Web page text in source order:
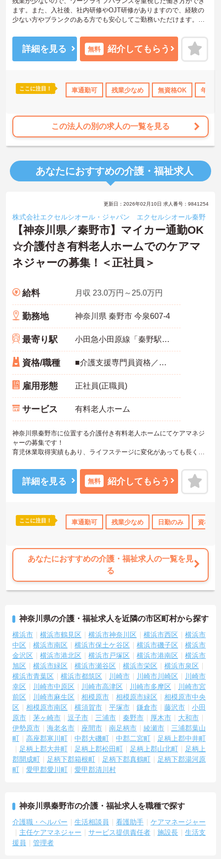
研修制度あり 産休･育休･介護休暇取得実績あり 社会保険完備
ます。また、入社後、社内研修やOJT研修がありますので、経験の
少ない方やブランクのある方でも安心してご勤務いただけます。ご
のでお気軽にご相談ください。
詳細を見る 無料 紹介してもらう
ここに注目！ 車通勤可 残業少なめ 無資格OK 年間
この法人の別の求人の一覧を見る
あなたにおすすめの介護・福祉求人
更新日：2026年02月10日 求人番号：9841254
株式会社エクセルシオール・ジャパン エクセルシオール秦野
【神奈川県／秦野市】マイカー通勤OK
☆介護付き有料老人ホームでのケアマ
ネジャーの募集！＜正社員＞
給料 月収 23.0万円～25.0万円
勤務地 神奈川県 秦野市 今泉607-4
最寄り駅 小田急小田原線「秦野駅」徒歩13分
資格/職種 ■介護支援専門員資格／必須 ■自動車運転免許／必須 ■ケアマネ経験のある方、介護業界での経験者優遇。
雇用形態 正社員(正職員)
サービス 有料老人ホーム
神奈川県秦野市に位置する介護付き有料老人ホームにてケアマネジ
ャーの募集です！
育児休業取得実績もあり、ライフステージに変化があっても長くお
もあるため、待遇面でもおすすめです。
ご興味ある方には、面接対策ポイントなど、さらに詳細をお話しい
たしますのでお気軽にご相談ください！
詳細を見る 無料 紹介してもらう
ここに注目！ 車通勤可 残業少なめ 日勤のみ 資格取
あなたにおすすめの介護・福祉求人の一覧を見
る
神奈川県の介護・福祉求人を近隣の市区町村から探す
横浜市 横浜市鶴見区 横浜市神奈川区 横浜市西区
横浜市
中区
横浜市南区 横浜市保土ケ谷区 横浜市磯子区
横浜市
金沢区
横浜市港北区 横浜市戸塚区 横浜市港南区
横浜市
旭区
横浜市緑区 横浜市瀬谷区 横浜市栄区
横浜市泉区
横浜市青葉区
横浜市都筑区 川崎市 川崎市川崎区
川崎市
幸区
川崎市中原区 川崎市高津区 川崎市多摩区
川崎市宮
前区
川崎市麻生区 相模原市 相模原市緑区
相模原市中央
区
相模原市南区 横須賀市 平塚市 鎌倉市 藤沢市
小田
原市
茅ヶ崎市 逗子市 三浦市 秦野市 厚木市
大和市
伊勢原市
海老名市 座間市 南足柄市 綾瀬市
三浦郡葉山
町
高座郡寒川町 中郡大磯町 中郡二宮町
足柄上郡中井町
足柄上郡大井町
足柄上郡松田町 足柄上郡山北町
足柄上
郡開成町
足柄下郡箱根町 足柄下郡真鶴町
足柄下郡湯河原
町
愛甲郡愛川町 愛甲郡清川村
神奈川県秦野市の介護・福祉求人を職種で探す
介護職・ヘルパー 生活相談員 看護助手
ケアマネージャー
主任ケアマネジャー
サービス提供責任者 施設長
生活支
援員
管理者